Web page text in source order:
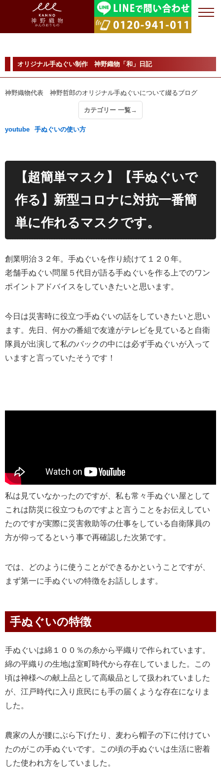
オリジナル手ぬぐい制作 神野織物「和」日記
神野織物代表 神野哲郎のオリジナル手ぬぐいについて綴るブログ
カテゴリー 一覧→
youtube 手ぬぐいの使い方
【超簡単マスク】【手ぬぐいで
作る】新型コロナに対抗一番簡
単に作れるマスクです。
創業明治３２年。手ぬぐいを作り続けて１２０年。
老舗手ぬぐい問屋５代目が語る手ぬぐいを作る上でのワン
ポイントアドバイスをしていきたいと思います。
今日は災害時に役立つ手ぬぐいの話をしていきたいと思い
ます。先日、何かの番組で友達がテレビを見ていると自衛
隊員が出演して私のバックの中には必ず手ぬぐいが入って
いますと言っていたそうです！
私は見ていなかったのですが、私も常々手ぬぐい屋として
これは防災に役立つものですよと言うことをお伝えしてい
たのですが実際に災害救助等の仕事をしている自衛隊員の
方が仰ってるという事で再確認した次第です。
では、どのように使うことができるかということですが、
まず第一に手ぬぐいの特徴をお話しします。
手ぬぐいの特徴
手ぬぐいは綿１００％の糸から平織りで作られています。
綿の平織りの生地は室町時代から存在していました。この
頃は神様への献上品として高級品として扱われていました
が、江戸時代に入り庶民にも手の届くような存在になりま
した。
農家の人が腰にぶら下げたり、麦わら帽子の下に付けてい
たのがこの手ぬぐいです。この頃の手ぬぐいは生活に密着
した使われ方をしていました。